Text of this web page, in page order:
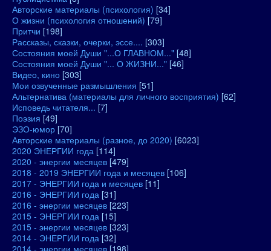
Авторские материалы (психология) [34]
О жизни (психология отношений) [79]
Притчи [198]
Рассказы, сказки, очерки, эссе.... [303]
Состояния моей Души "...О ГЛАВНОМ..." [48]
Состояния моей Души "... О ЖИЗНИ..." [46]
Видео, кино [303]
Мои озвученные размышления [51]
Альтернатива (материалы для личного восприятия) [62]
Исповедь читателя... [7]
Поэзия [49]
ЭЗО-юмор [70]
Авторские материалы (разное, до 2020) [6023]
2020 ЭНЕРГИИ года [114]
2020 - энергии месяцев [479]
2018 - 2019 ЭНЕРГИИ года и месяцев [106]
2017 - ЭНЕРГИИ года и месяцев [11]
2016 - ЭНЕРГИИ года [31]
2016 - энергии месяцев [223]
2015 - ЭНЕРГИИ года [15]
2015 - энергии месяцев [323]
2014 - ЭНЕРГИИ года [32]
2014 - энергии месяцев [198]